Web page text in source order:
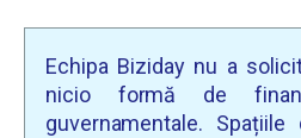
Echipa Biziday nu a
nicio formă de
guvernamentale.